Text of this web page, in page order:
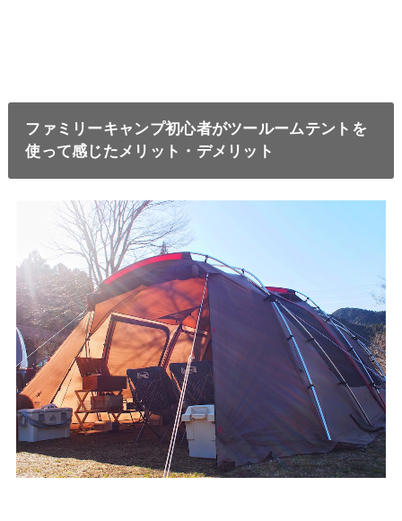
ファミリーキャンプ初心者がツールームテントを
使って感じたメリット・デメリット